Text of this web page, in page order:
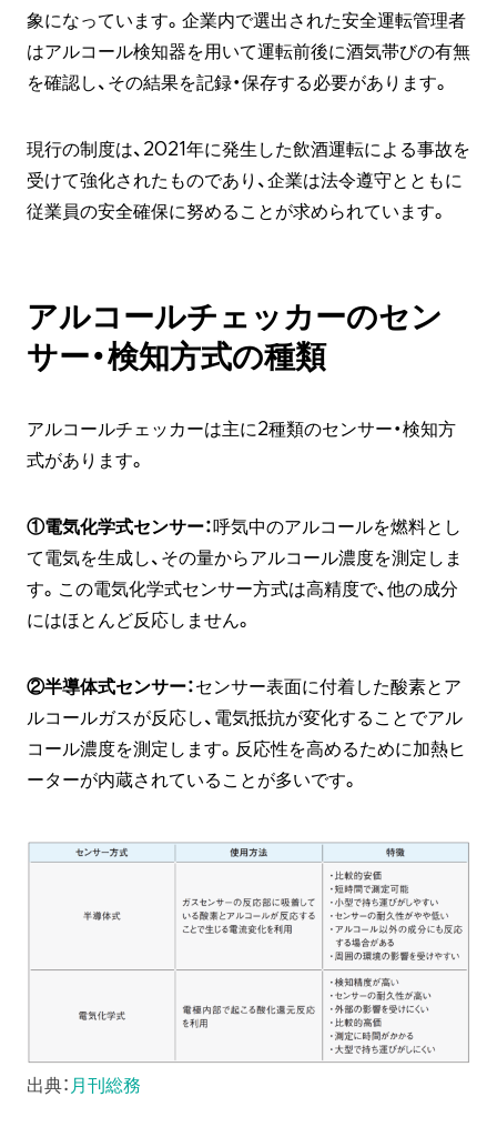
象になっています。企業内で選出された安全運転管理者
はアルコール検知器を用いて運転前後に酒気帯びの有無
を確認し、その結果を記録・保存する必要があります。
現行の制度は、2021年に発生した飲酒運転による事故を
受けて強化されたものであり、企業は法令遵守とともに
従業員の安全確保に努めることが求められています。
アルコールチェッカーのセン
サー・検知方式の種類
アルコールチェッカーは主に2種類のセンサー・検知方
式があります。
①電気化学式センサー：呼気中のアルコールを燃料とし
て電気を生成し、その量からアルコール濃度を測定しま
す。この電気化学式センサー方式は高精度で、他の成分
にはほとんど反応しません。
②半導体式センサー：センサー表面に付着した酸素とア
ルコールガスが反応し、電気抵抗が変化することでアル
コール濃度を測定します。反応性を高めるために加熱ヒ
ーターが内蔵されていることが多いです。
出典： 月刊総務